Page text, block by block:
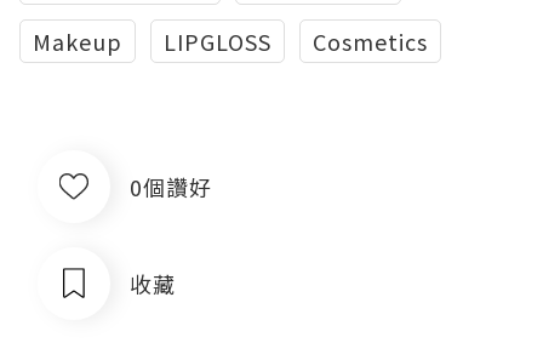
Makeup
LIPGLOSS Cosmetics
0個讚好
收藏